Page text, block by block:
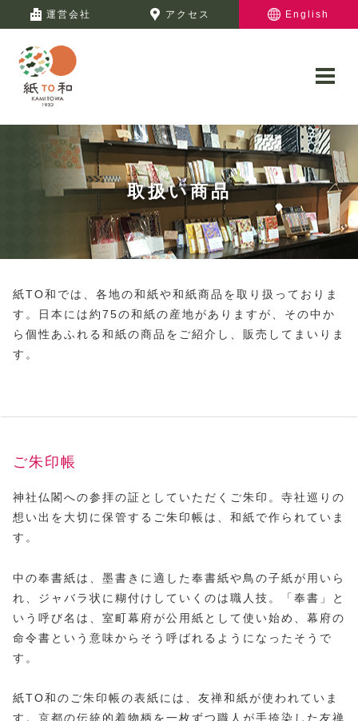
運営会社 アクセス English
取扱い商品
紙TO和では、各地の和紙や和紙商品を取り扱っておりま
す。日本には約75の和紙の産地がありますが、その中か
ら個性あふれる和紙の商品をご紹介し、販売してまいりま
す。
ご朱印帳
神社仏閣への参拝の証としていただくご朱印。寺社巡りの
想い出を大切に保管するご朱印帳は、和紙で作られていま
す。
中の奉書紙は、墨書きに適した奉書紙や鳥の子紙が用いら
れ、ジャバラ状に糊付けしていくのは職人技。「奉書」と
いう呼び名は、室町幕府が公用紙として使い始め、幕府の
命令書という意味からそう呼ばれるようになったそうで
す。
紙TO和のご朱印帳の表紙には、友禅和紙が使われていま
す。京都の伝統的着物柄を一枚ずつ職人が手捺染した友禅